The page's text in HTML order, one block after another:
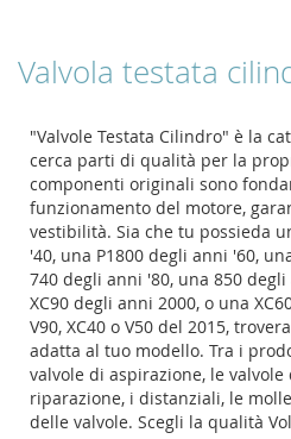
Valvola testata
"Valvole Testata Cilindro" è la
cerca parti di qualità per la
componenti originali sono
funzionamento del motore,
vestibilità. Sia che tu possieda
'40, una P1800 degli anni '60,
740 degli anni '80, una 850 degli
XC90 degli anni 2000, o una
V90, XC40 o V50 del 2015,
adatta al tuo modello. Tra i
valvole di aspirazione, le
riparazione, i distanziali, le
delle valvole. Scegli la qualità